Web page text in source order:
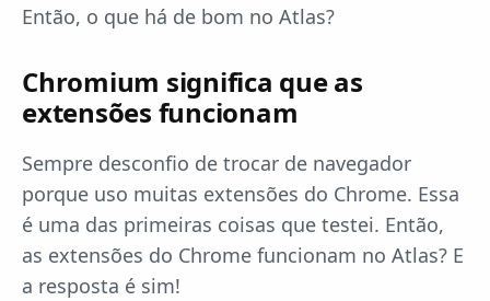
Então, o que há de bom no Atlas?
Chromium significa que as
extensões funcionam
Sempre desconfio de trocar de navegador
porque uso muitas extensões do Chrome. Essa
é uma das primeiras coisas que testei. Então,
as extensões do Chrome funcionam no Atlas? E
a resposta é sim!